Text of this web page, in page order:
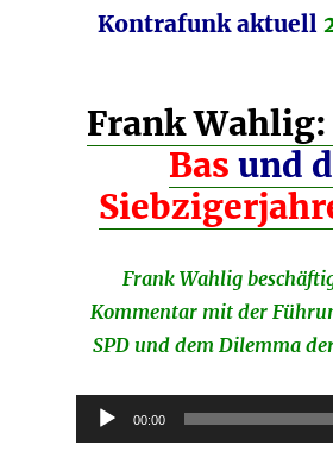
Kontrafunk aktuell
Frank Wahlig:
Bas und
Frank Wahlig
Kommentar mit der
SPD und dem Dilemma
Audio-
Player
00:00